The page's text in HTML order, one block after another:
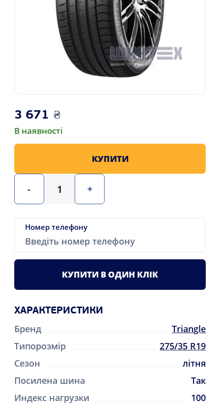
3 671 ₴
В наявності
- +
КУПИТИ
Номер телефону
КУПИТИ В ОДИН КЛІК
ХАРАКТЕРИСТИКИ
Бренд
Triangle
Типорозмір
275/35 R19
Сезон
літня
Посилена шина
Так
Индекс нагрузки
100